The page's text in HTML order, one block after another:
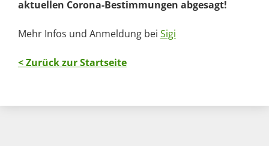
aktuellen Corona-Bestimmungen abgesagt!
Mehr Infos und Anmeldung bei Sigi
< Zurück zur Startseite